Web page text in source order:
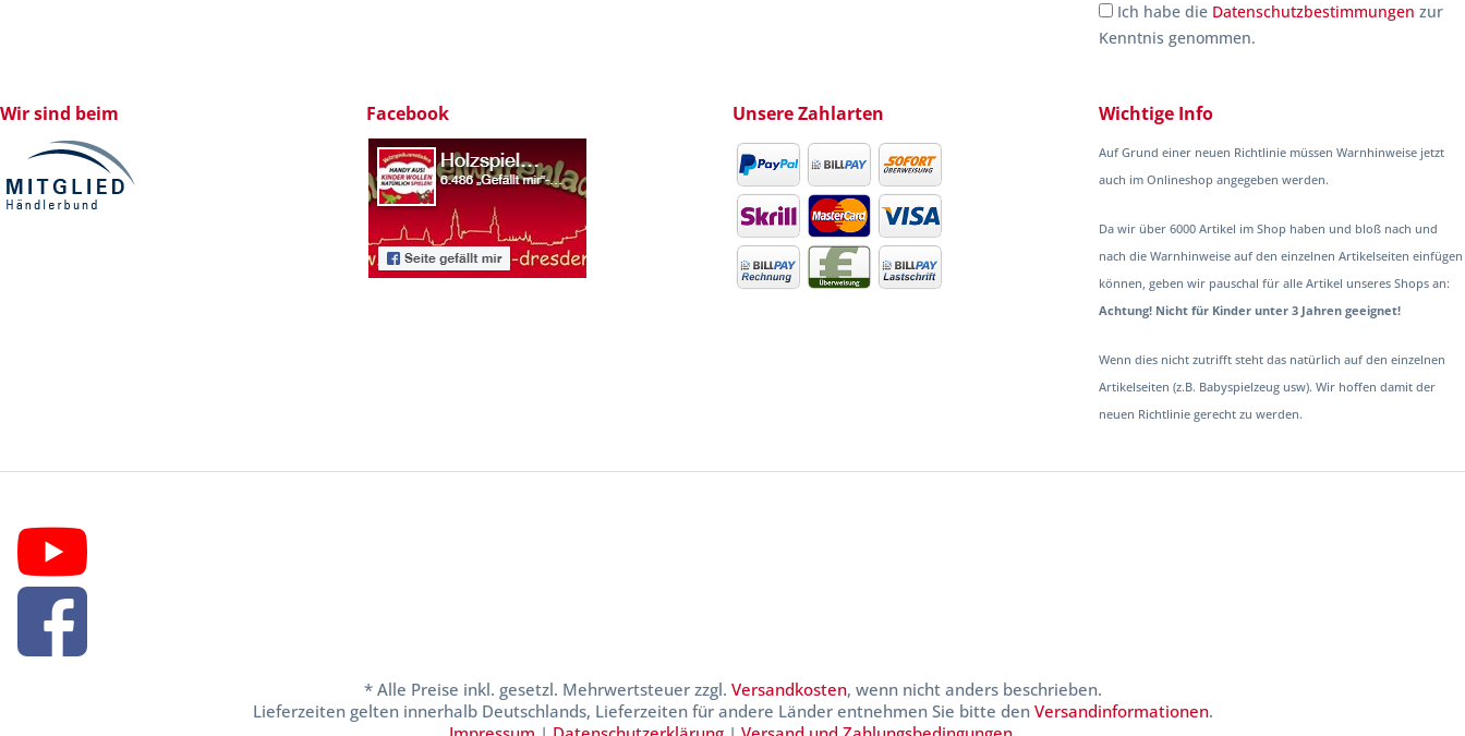
Ich habe die Datenschutzbestimmungen zur
Kenntnis genommen.
Wir sind beim Facebook Unsere Zahlarten Wichtige Info
Auf Grund einer neuen Richtlinie müssen Warnhinweise jetzt
auch im Onlineshop angegeben werden.
Da wir über 6000 Artikel im Shop haben und bloß nach und
nach die Warnhinweise auf den einzelnen Artikelseiten einfügen
können, geben wir pauschal für alle Artikel unseres Shops an:
Achtung! Nicht für Kinder unter 3 Jahren geeignet!
Wenn dies nicht zutrifft steht das natürlich auf den einzelnen
Artikelseiten (z.B. Babyspielzeug usw). Wir hoffen damit der
neuen Richtlinie gerecht zu werden.
* Alle Preise inkl. gesetzl. Mehrwertsteuer zzgl. Versandkosten, wenn nicht anders beschrieben.
Lieferzeiten gelten innerhalb Deutschlands, Lieferzeiten für andere Länder entnehmen Sie bitte den Versandinformationen.